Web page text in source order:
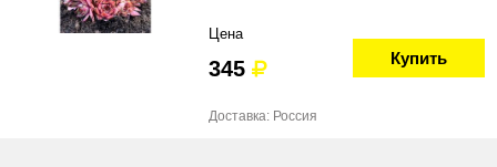
Цена
345 Купить
Доставка: Россия